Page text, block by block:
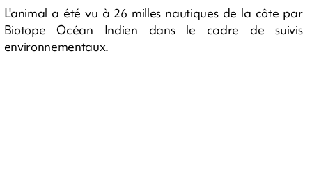
L'animal a été vu à 26 milles nautiques de la côte par
Biotope Océan Indien dans le cadre de suivis
environnementaux.